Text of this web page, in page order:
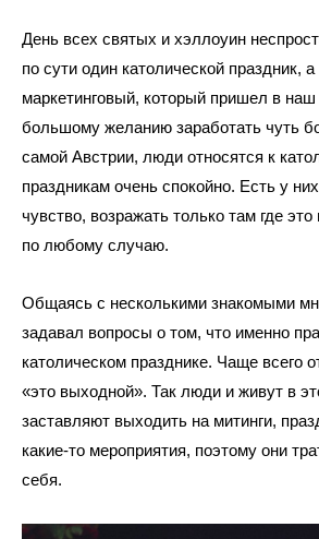
День всех святых и хэллоуин
по сути один католической праздник, а
маркетинговый, который пришел в
большому желанию заработать чуть
самой Австрии, люди относятся к
праздникам очень спокойно. Есть у
чувство, возражать только там где
по любому случаю.
Общаясь с несколькими знакомыми
задавал вопросы о том, что именно
католическом празднике. Чаще всего
«это выходной». Так люди и живут в
заставляют выходить на митинги,
какие-то мероприятия, поэтому они
себя.